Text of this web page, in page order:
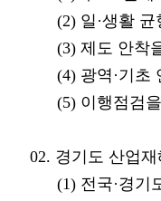
(2) 일·생활 균
(3) 제도 안착을
(4) 광역·기초
(5) 이행점검을
02. 경기도 산업
(1) 전국·경기도